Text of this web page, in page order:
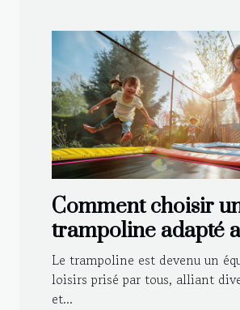
Comment choisir
trampoline adapté
enfants et aux
Le trampoline est devenu un
loisirs prisé par tous, alliant
et...